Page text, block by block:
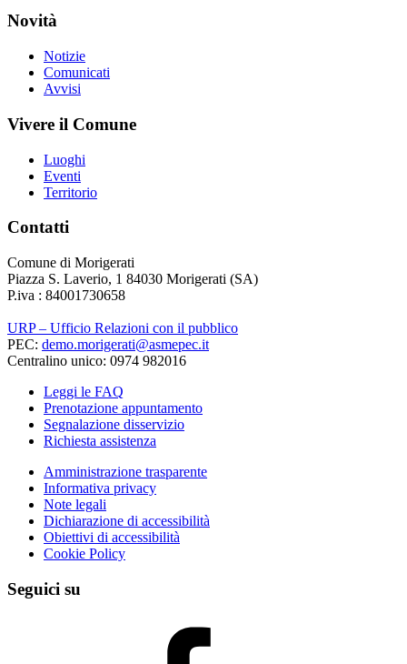
Novità
Notizie
Comunicati
Avvisi
Vivere il Comune
Luoghi
Eventi
Territorio
Contatti
Comune di Morigerati
Piazza S. Laverio, 1 84030 Morigerati (SA)
P.iva : 84001730658
URP – Ufficio Relazioni con il pubblico
PEC: demo.morigerati@asmepec.it
Centralino unico: 0974 982016
Leggi le FAQ
Prenotazione appuntamento
Segnalazione disservizio
Richiesta assistenza
Amministrazione trasparente
Informativa privacy
Note legali
Dichiarazione di accessibilità
Obiettivi di accessibilità
Cookie Policy
Seguici su